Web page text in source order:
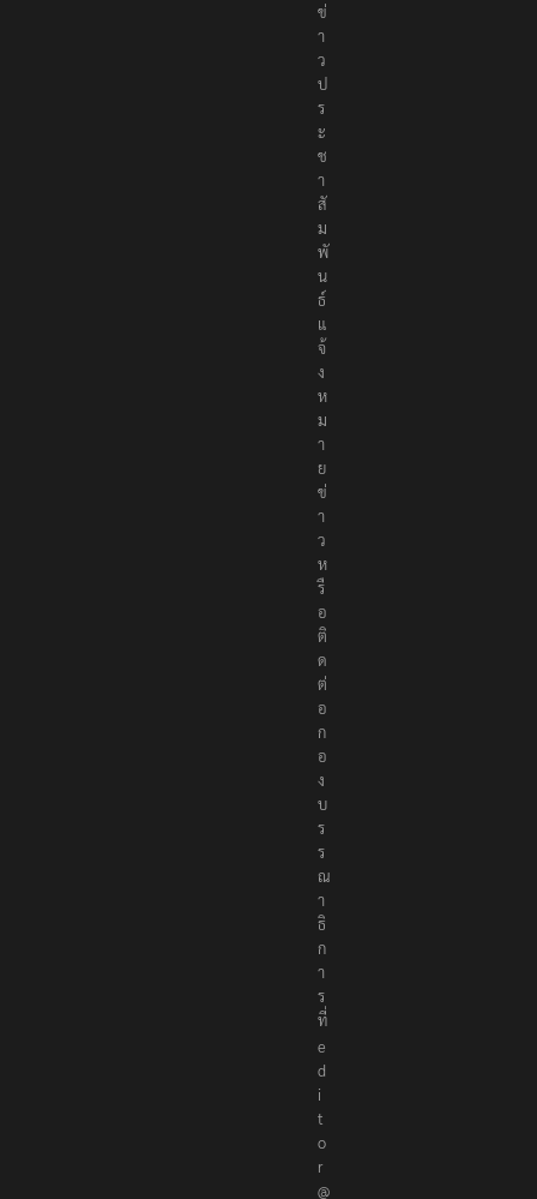
ข่
า
ว
ป
ร
ะ
ช
า
สั
ม
พั
น
ธ์
แ
จ้
ง
ห
ม
า
ย
ข่
า
ว
ห
รื
อ
ติ
ด
ต่
อ
ก
อ
ง
บ
ร
ร
ณ
า
ธิ
ก
า
ร
ที่
e
d
i
t
o
r
@